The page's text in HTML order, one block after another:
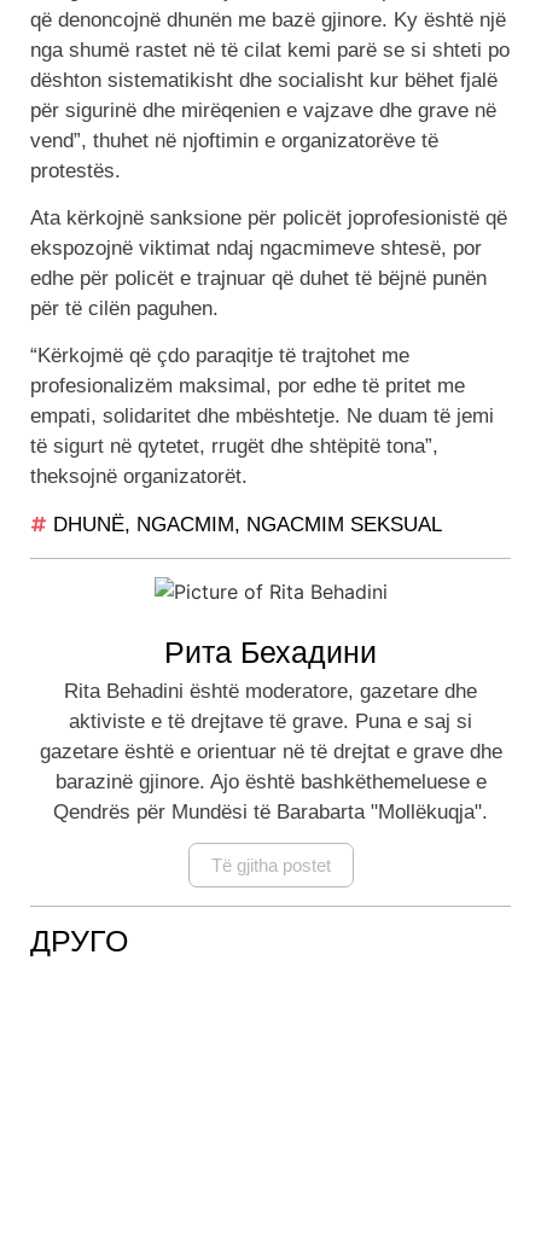
që denoncojnë dhunën me bazë gjinore. Ky është një
nga shumë rastet në të cilat kemi parë se si shteti po
dështon sistematikisht dhe socialisht kur bëhet fjalë
për sigurinë dhe mirëqenien e vajzave dhe grave në
vend”, thuhet në njoftimin e organizatorëve të
protestës.
Ata kërkojnë sanksione për policët joprofesionistë që
ekspozojnë viktimat ndaj ngacmimeve shtesë, por
edhe për policët e trajnuar që duhet të bëjnë punën
për të cilën paguhen.
“Kërkojmë që çdo paraqitje të trajtohet me
profesionalizëm maksimal, por edhe të pritet me
empati, solidaritet dhe mbështetje. Ne duam të jemi
të sigurt në qytetet, rrugët dhe shtëpitë tona”,
theksojnë organizatorët.
DHUNË, NGACMIM, NGACMIM SEKSUAL
Рита Бехадини
Rita Behadini është moderatore, gazetare dhe
aktiviste e të drejtave të grave. Puna e saj si
gazetare është e orientuar në të drejtat e grave dhe
barazinë gjinore. Ajo është bashkëthemeluese e
Qendrës për Mundësi të Barabarta "Mollëkuqja".
Të gjitha postet
ДРУГО